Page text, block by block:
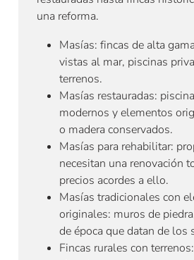
una reforma.
Masías: fincas de alta
vistas al mar, piscinas
terrenos.
Masías restauradas:
modernos y elementos
o madera conservados.
Masías para rehabilitar:
necesitan una renovación
precios acordes a ello.
Masías tradicionales con
originales: muros de
de época que datan de los
Fincas rurales con